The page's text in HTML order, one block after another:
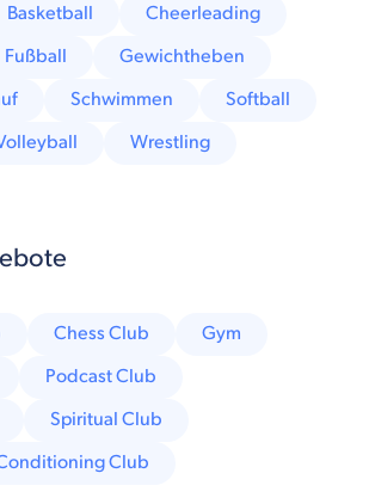
Basketball
Cheerleading
Fußball
Gewichtheben
Schwimmen
Softball
Wrestling
Chess Club
Gym
Podcast Club
Spiritual Club
Club